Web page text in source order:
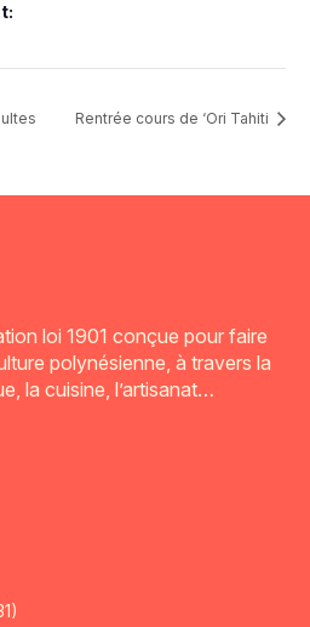
Rentrée cours de ‘Ori Tahiti
loi 1901 conçue pour faire
polynésienne, à travers la
la cuisine, l’artisanat…